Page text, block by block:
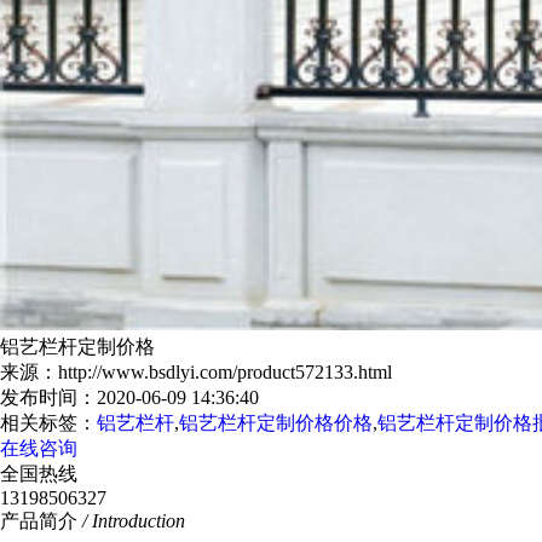
铝艺栏杆定制价格
来源：http://www.bsdlyi.com/product572133.html
发布时间：2020-06-09 14:36:40
相关标签： 铝艺栏杆,铝艺栏杆定制价格价格,铝艺栏杆定制价格
在线咨询
全国热线
13198506327
产品简介 / Introduction